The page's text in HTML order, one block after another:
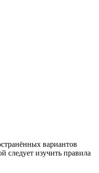
вариантов
следует изучить правила